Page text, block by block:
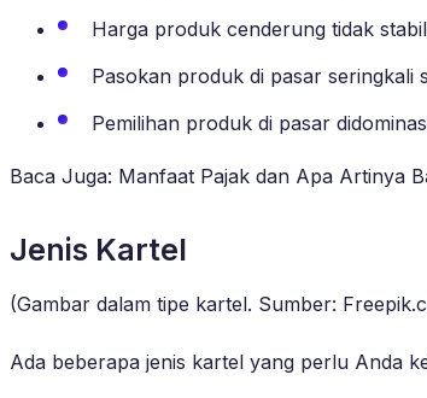
Harga produk cenderung tidak
Pasokan produk di pasar seringkali
Pemilihan produk di pasar
Baca Juga: Manfaat Pajak dan Apa Artinya
Jenis Kartel
(Gambar dalam tipe kartel. Sumber:
Ada beberapa jenis kartel yang perlu Anda